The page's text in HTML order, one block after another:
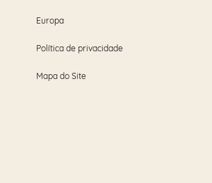
Europa
Política de privacidade
Mapa do Site